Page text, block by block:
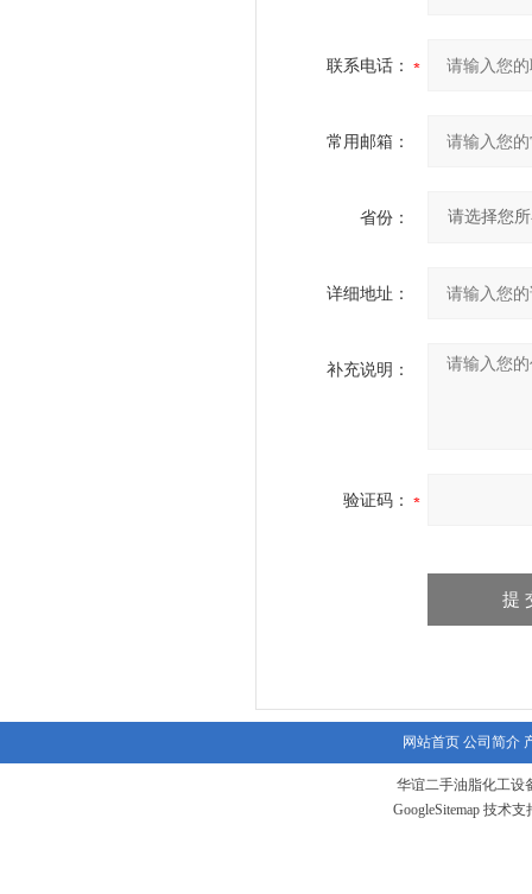
联系电话：
常用邮箱：
省份：
详细地址：
补充说明：
验证码：
网站首页 公司简介
华谊二手油脂化工设
GoogleSitemap 技术支